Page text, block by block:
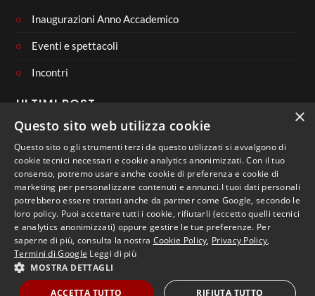
Inaugurazioni Anno Accademico
Eventi e spettacoli
Incontri
ULTIMI POST
CONNECT WITH US
Copyright 2023 - Libera Università di Lingue e Comunicazione
IULM
×
Questo sito web utilizza cookie
Questo sito o gli strumenti terzi da questo utilizzati si avvalgono di
cookie tecnici necessari e cookie analytics anonimizzati. Con il tuo
consenso, potremo usare anche cookie di preferenza e cookie di
marketing per personalizzare contenuti e annunci.I tuoi dati personali
potrebbero essere trattati anche da partner come Google, secondo le
loro policy. Puoi accettare tutti i cookie, rifiutarli (eccetto quelli tecnici
e analytics anonimizzati) oppure gestire le tue preferenze. Per
saperne di più, consulta la nostra Cookie Policy, Privacy Policy,
Termini di Google Leggi di più
MOSTRA DETTAGLI
ACCETTA TUTTO RIFIUTA TUTTO